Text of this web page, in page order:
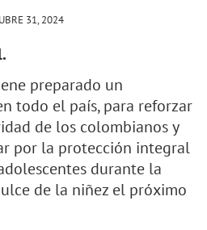
31, 2024
preparado un
todo el país, para reforzar
de los colombianos y
por la protección integral
durante la
de la niñez el próximo